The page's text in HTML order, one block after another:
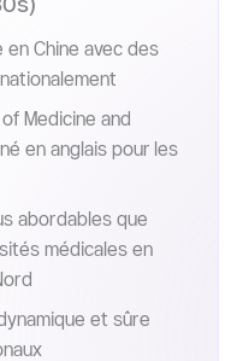
Chine avec des
Medicine and
en anglais pour les
abordables que
médicales en
et sûre